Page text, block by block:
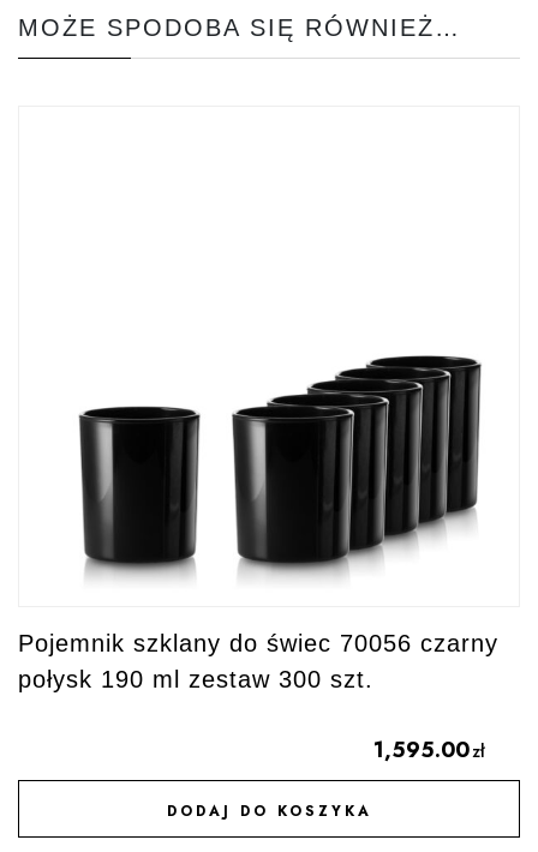
MOŻE SPODOBA SIĘ RÓWNIEŻ…
Pojemnik szklany do świec 70056 czarny
połysk 190 ml zestaw 300 szt.
1,595.00zł
DODAJ DO KOSZYKA
DODAJ DO ULUBIONYCH